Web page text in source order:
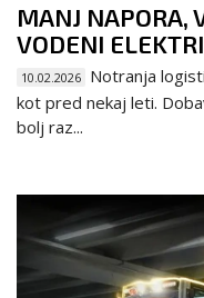
MANJ NAPORA,
VODENI
10.02.2026 Notranja
kot pred nekaj leti.
bolj raz...